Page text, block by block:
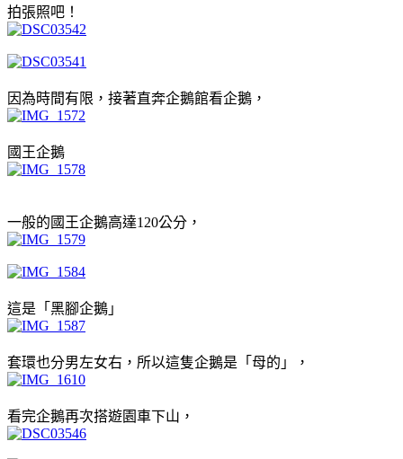
拍張照吧！
因為時間有限，接著直奔企鵝館看企鵝，
國王企鵝
一般的國王企鵝高達120公分，
這是「黑腳企鵝」
套環也分男左女右，所以這隻企鵝是「母的」，
看完企鵝再次搭遊園車下山，